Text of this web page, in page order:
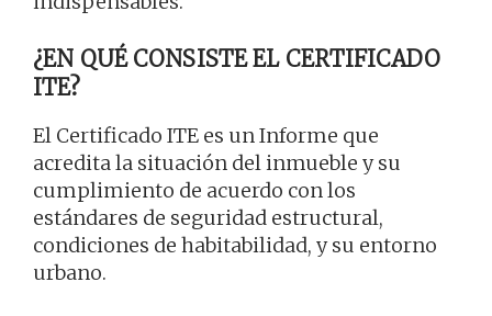
¿EN QUÉ CONSISTE EL CERTIFICADO
ITE?
El Certificado ITE es un Informe que
acredita la situación del inmueble y su
cumplimiento de acuerdo con los
estándares de seguridad estructural,
condiciones de habitabilidad, y su entorno
urbano.